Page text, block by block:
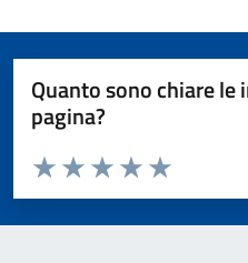
Quanto sono chiare
pagina?
Domanda
Valuta da 1 a 5 stelle la pagina
Valuta 5
Valuta 4 stelle
Valuta 3 stelle su 5
Valuta 2 stelle su 5
Valuta 1 stelle su 5